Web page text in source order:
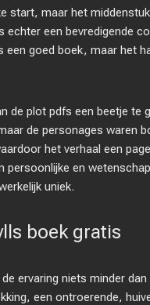
start, maar het
echter een bevredigende
een goed boek, maar het
de plot pdfs een beetje te
de personages waren
het verhaal een
persoonlijke en
uniek.
boek gratis
ervaring niets minder
een ontroerende,